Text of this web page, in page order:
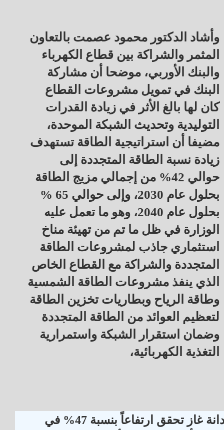
وأشاد الدكتور محمود عصمت بالتعاون
المثمر والشراكة بين قطاع الكهرباء
والبنك الأوربي، موضحا أن مشاركة
البنك في تمويل مشروعات القطاع
كان لها بالغ الأثر في زيادة القدرات
التوليدية وتحديث الشبكة الموحدة،
مضيفا أن استراتيجية الطاقة تستهدف
زيادة نسبة الطاقة المتجددة إلى
حوالي 42% من إجمالي مزيج الطاقة
بحلول عام 2030، وإلى حوالي 65 %
بحلول عام 2040، وهو ما تعمل عليه
الوزارة في ظل ما تم من تهيئة مناخ
استثماري جاذب لمشروعات الطاقة
المتجددة والشراكة مع القطاع الخاص
الذي ينفذ مشروعات الطاقة الشمسية
وطاقة الرياح وبطاريات تخزين الطاقة
لتعظيم العوائد من الطاقة المتجددة
وضمان استقرار الشبكة واستمرارية
التغذية الكهربائية،
دانة غاز تحقق ارتفاعاً بنسبة 47% في